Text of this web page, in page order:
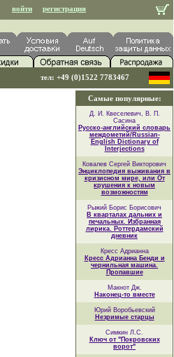
войти регистрация
тел: +49 (0)1522 7783467
Самые популярные:
Д. И. Квеселевич, В. П.
Сасина
Русско-английский словарь
междометий/Russian-
English Dictionary of
Interjections
Ковалев Сергей Викторович
Энциклопедия выживания в
кризисном мире, или От
крушения к новым
возможностям
Рыжий Борис Борисович
В кварталах дальних и
печальных. Избранная
лирика. Роттердамский
дневник
Кресс Адрианна
Кресс Адрианна Бенди и
чернильная машина.
Пропавшие
Макнот Дж.
Наконец-то вместе
Юрий Воробьевский
Незримые старцы
Симкин Л.С.
Ключ от "Покровских
ворот"